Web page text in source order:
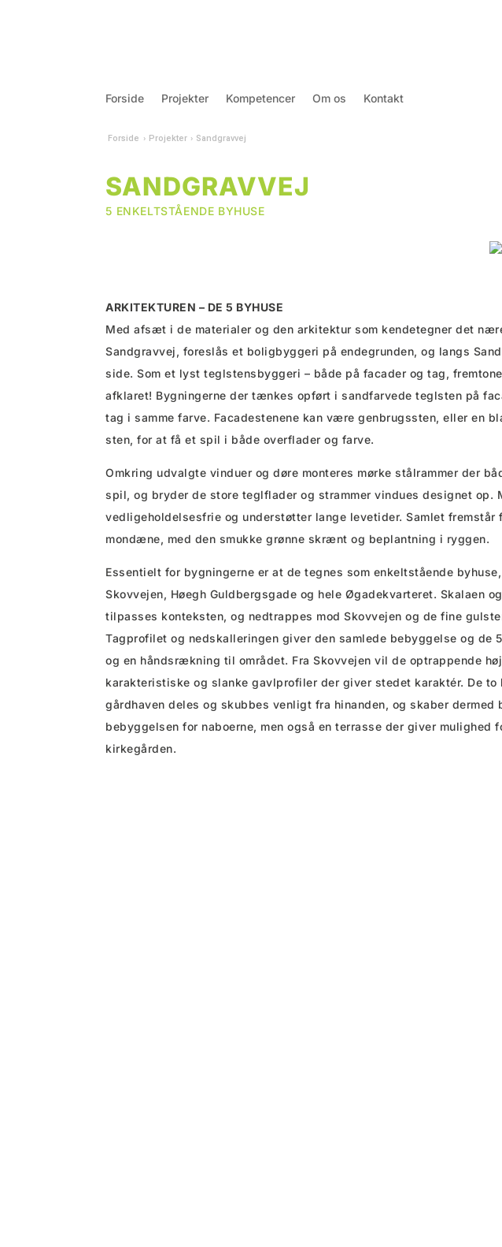
Forside Projekter Kompetencer Om os Kontakt
Forside › Projekter › Sandgravvej
SANDGRAVVEJ
5 ENKELTSTÅENDE BYHUSE
ARKITEKTUREN – DE 5 BYHUSE
Med afsæt i de materialer og den arkitektur som kendetegner det
Sandgravvej, foreslås et boligbyggeri på endegrunden, og langs
side. Som et lyst teglstensbyggeri – både på facader og tag,
afklaret! Bygningerne der tænkes opført i sandfarvede teglsten på
tag i samme farve. Facadestenene kan være genbrugssten, eller en
sten, for at få et spil i både overflader og farve.
Omkring udvalgte vinduer og døre monteres mørke stålrammer der
spil, og bryder de store teglflader og strammer vindues designet op.
vedligeholdelsesfrie og understøtter lange levetider. Samlet fremstår
mondæne, med den smukke grønne skrænt og beplantning i ryggen.
Essentielt for bygningerne er at de tegnes som enkeltstående
Skovvejen, Høegh Guldbergsgade og hele Øgadekvarteret. Skalaen
tilpasses konteksten, og nedtrappes mod Skovvejen og de fine
Tagprofilet og nedskalleringen giver den samlede bebyggelse og de
og en håndsrækning til området. Fra Skovvejen vil de optrappende
karakteristiske og slanke gavlprofiler der giver stedet karaktér. De to
gårdhaven deles og skubbes venligt fra hinanden, og skaber dermed
bebyggelsen for naboerne, men også en terrasse der giver mulighed
kirkegården.